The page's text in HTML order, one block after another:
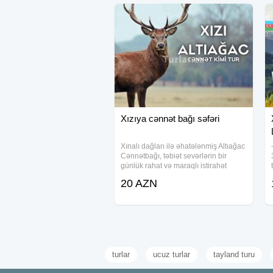
Xızıya cənnət bağı səfəri
Xınalı dağları ilə əhatələnmiş Altıağac
Cənnətbağı, təbiət sevərlərin bir
günlük rahat və maraqlı istirahət
proqramı çərçivəsində unudulmaz
məkanlar
20 AZN
turlar ucuz turlar tayland turu